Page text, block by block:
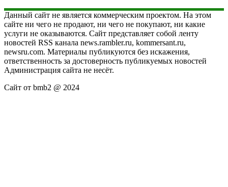
Данный сайт не является коммерческим проектом. На этом
сайте ни чего не продают, ни чего не покупают, ни какие
услуги не оказываются. Сайт представляет собой ленту
новостей RSS канала news.rambler.ru, kommersant.ru,
newsru.com. Материалы публикуются без искажения,
ответственность за достоверность публикуемых новостей
Администрация сайта не несёт.
Сайт от bmb2 @ 2024